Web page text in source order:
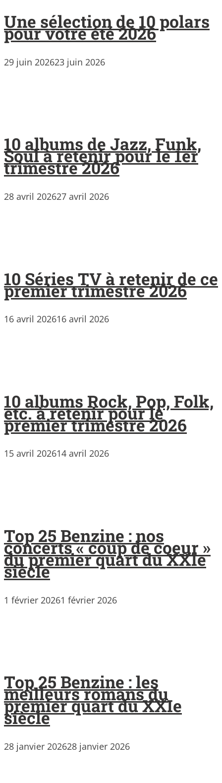
Une sélection de 10 polars
pour votre été 2026
29 juin 202623 juin 2026
10 albums de Jazz, Funk,
Soul à retenir pour le 1er
trimestre 2026
28 avril 202627 avril 2026
10 Séries TV à retenir de ce
premier trimestre 2026
16 avril 202616 avril 2026
10 albums Rock, Pop, Folk,
etc. à retenir pour le
premier trimestre 2026
15 avril 202614 avril 2026
Top 25 Benzine : nos
concerts « coup de coeur »
du premier quart du XXIe
siècle
1 février 20261 février 2026
Top 25 Benzine : les
meilleurs romans du
premier quart du XXIe
siècle
28 janvier 202628 janvier 2026